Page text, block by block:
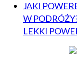
JAKI
W
LEKKI